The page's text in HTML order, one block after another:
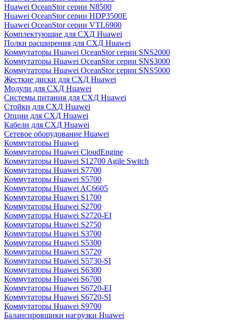
Huawei OceanStor серии N8500
Huawei OceanStor серии HDP3500E
Huawei OceanStor серии VTL6900
Комплектующие для СХД Huawei
Полки расширения для СХД Huawei
Коммутаторы Huawei OceanStor серии SNS2000
Коммутаторы Huawei OceanStor серии SNS3000
Коммутаторы Huawei OceanStor серии SNS5000
Жесткие диски для СХД Huawei
Модули для СХД Huawei
Системы питания для СХД Huawei
Стойки для СХД Huawei
Опции для СХД Huawei
Кабели для СХД Huawei
Сетевое оборудование Huawei
Коммутаторы Huawei
Коммутаторы Huawei CloudEngine
Коммутаторы Huawei S12700 Agile Switch
Коммутаторы Huawei S7700
Коммутаторы Huawei S5700
Коммутаторы Huawei AC6605
Коммутаторы Huawei S1700
Коммутаторы Huawei S2700
Коммутаторы Huawei S2720-EI
Коммутаторы Huawei S2750
Коммутаторы Huawei S3700
Коммутаторы Huawei S5300
Коммутаторы Huawei S5720
Коммутаторы Huawei S5730-SI
Коммутаторы Huawei S6300
Коммутаторы Huawei S6700
Коммутаторы Huawei S6720-EI
Коммутаторы Huawei S6720-SI
Коммутаторы Huawei S9700
Балансировщики нагрузки Huawei